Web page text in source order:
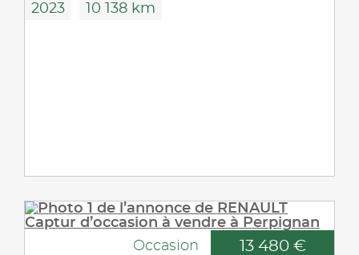
2023 10 138 km
Occasion 13 480 €